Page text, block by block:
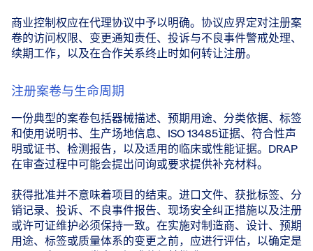
商业控制权应在代理协议中予以明确。协议应界定对注册案
卷的访问权限、变更通知责任、投诉与不良事件警戒处理、
续期工作，以及在合作关系终止时如何转让注册。
注册案卷与生命周期
一份典型的案卷包括器械描述、预期用途、分类依据、标签
和使用说明书、生产场地信息、ISO 13485证据、符合性声
明或证书、检测报告，以及适用的临床或性能证据。DRAP
在审查过程中可能会提出问询或要求提供补充材料。
获得批准并不意味着项目的结束。进口文件、获批标签、分
销记录、投诉、不良事件报告、现场安全纠正措施以及注册
或许可证维护必须保持一致。在实施对制造商、设计、预期
用途、标签或质量体系的变更之前，应进行评估，以确定是